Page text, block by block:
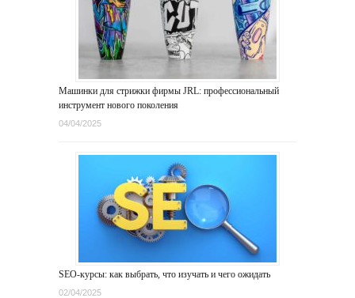
Машинки для стрижки фирмы JRL: профессиональный
инструмент нового поколения
04/04/2025
SEO-курсы: как выбрать, что изучать и чего ожидать
02/04/2025